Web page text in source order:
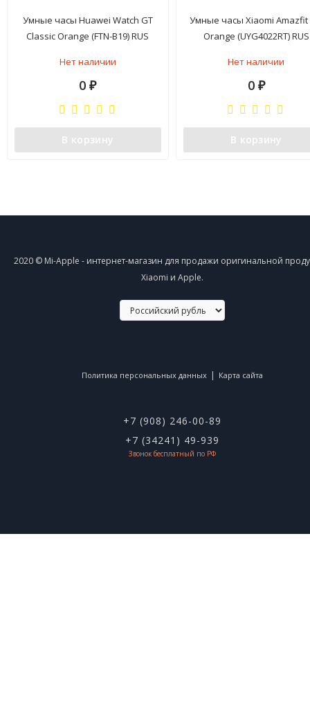
Умные часы Huawei Watch GT
Classic Orange (FTN-B19) RUS
Нет наличии
0₽
В корзину
Умные часы Xiaomi Amazfit
Orange (UYG4022RT) RUS
Нет наличии
0 ₽
В корзину
2020 © Mi-Apple - интернет-магазин для продажи оригинальной
Xiaomi и Apple.
Политика персональных данных | Карта сайта
+7 (908) 246-00-89
+7 (34241) 49-939
Звонок бесплатный по РФ